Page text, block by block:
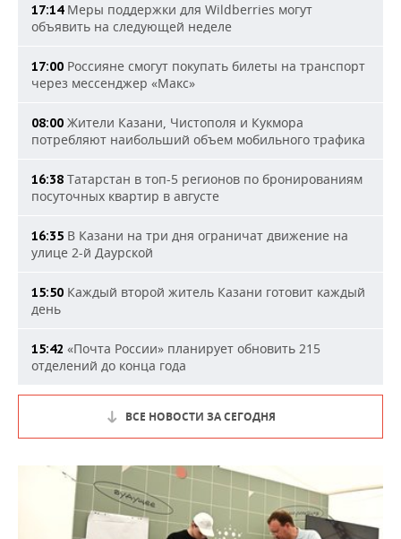
17:14Меры поддержки для Wildberries могут
объявить на следующей неделе
17:00 Россияне смогут покупать билеты на транспорт
через мессенджер «Макс»
08:00 Жители Казани, Чистополя и Кукмора
потребляют наибольший объем мобильного трафика
16:38 Татарстан в топ-5 регионов по бронированиям
посуточных квартир в августе
16:35 В Казани на три дня ограничат движение на
улице 2-й Даурской
15:50 Каждый второй житель Казани готовит каждый
день
15:42 «Почта России» планирует обновить 215
отделений до конца года
ВСЕ НОВОСТИ ЗА СЕГОДНЯ